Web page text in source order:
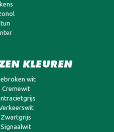
KLEUREN
wit
Cremewit
Zwartgrijs
Signaalwit